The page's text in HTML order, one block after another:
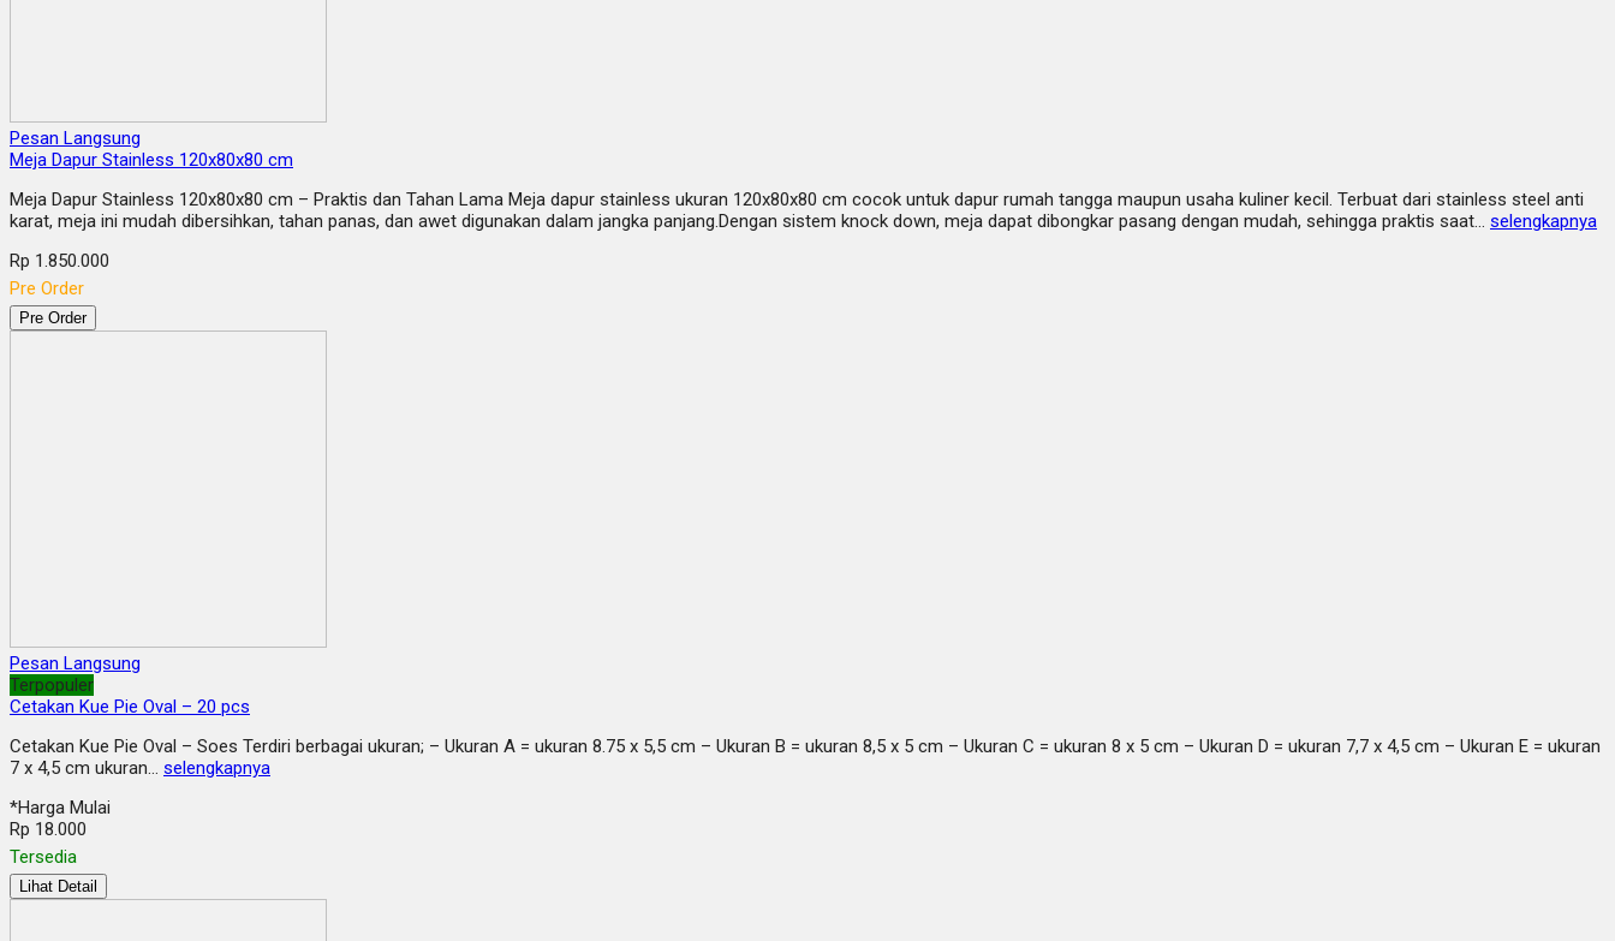
Pesan Langsung
Meja Dapur Stainless 120x80x80 cm
Meja Dapur Stainless 120x80x80 cm – Praktis dan Tahan Lama Meja dapur stainless ukuran 120x80x80 cm cocok untuk dapur rumah tangga maupun usaha kuliner kecil. Terbuat dari stainless steel anti
karat, meja ini mudah dibersihkan, tahan panas, dan awet digunakan dalam jangka panjang.Dengan sistem knock down, meja dapat dibongkar pasang dengan mudah, sehingga praktis saat… selengkapnya
Rp 1.850.000
Pre Order
Pre Order
Pesan Langsung
Terpopuler
Cetakan Kue Pie Oval – 20 pcs
Cetakan Kue Pie Oval – Soes Terdiri berbagai ukuran; – Ukuran A = ukuran 8.75 x 5,5 cm – Ukuran B = ukuran 8,5 x 5 cm – Ukuran C = ukuran 8 x 5 cm – Ukuran D = ukuran 7,7 x 4,5 cm – Ukuran E = ukuran
7 x 4,5 cm ukuran… selengkapnya
*Harga Mulai
Rp 18.000
Tersedia
Lihat Detail